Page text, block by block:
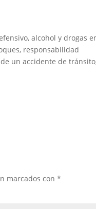
alcohol y drogas
responsabilidad
un accidente de
marcados con*